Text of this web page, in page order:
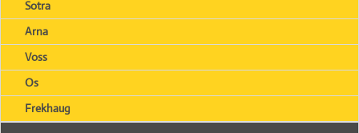
Sotra
Arna
Voss
Os
Frekhaug